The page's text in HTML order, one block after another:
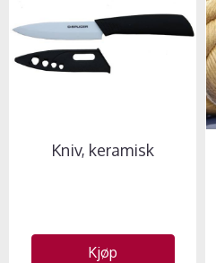
Kniv, keramisk
Kjøp